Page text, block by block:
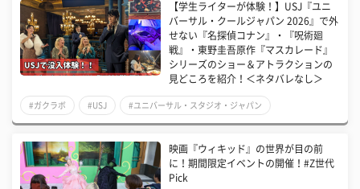
【学生ライターが体験！】USJ『ユニ
バーサル・クールジャパン 2026』で外
せない『名探偵コナン』・『呪術廻
戦』・東野圭吾原作『マスカレード』
シリーズのショー＆アトラクションの
見どころを紹介！＜ネタバレなし＞
#ガクラボ #USJ #ユニバーサル・スタジオ・ジャパン
映画『ウィキッド』の世界が目の前
に！期間限定イベントの開催！#Z世代
Pick